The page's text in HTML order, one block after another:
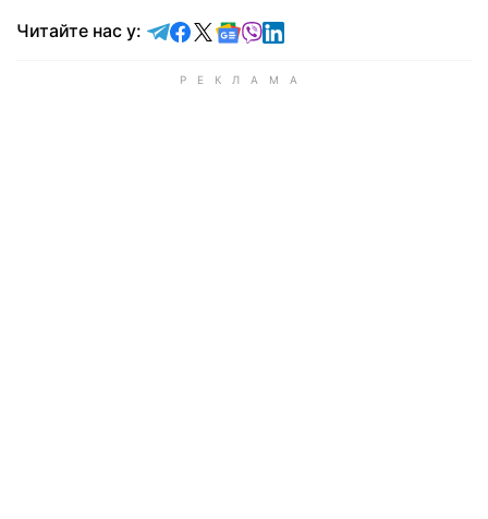
Читайте нас у: Читайте у Telegram
Читайте у Facebook
Читайте у X
Читайте у Google news
Читайте у Viber
Читайте у LinkedIn